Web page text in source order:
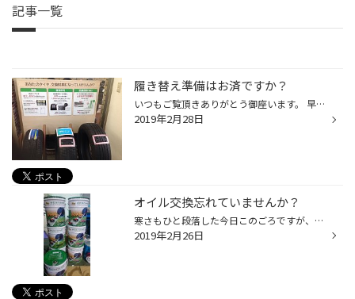
記事一覧
履き替え準備はお済ですか？
いつもご覧頂きありがとう御座います。 早くも2月が終わろうとしています。 暖かい日が続くと春が近いとホッとするのと同時にタイヤの履き替えが始まるという緊張感でなんとも言い難い 複雑な気持ちになります。 皆さんは夏用タイヤの準備はお済ですか？ 冬用タイヤ履き替えまでなんとも無かったか...
2019年2月28日
オイル交換忘れていませんか？
寒さもひと段落した今日このごろですが、転勤、就職、卒業、入学など3月に入りますと、 いろいろな行事ありますね。 とくに週末はなにかと忙しくなる思われます。 お車での使用頻度も増えてくるでしょう。 だからこそ、忙しくなる前に車のメンテナンスしましょう。 特にオイル交換を忘れがちなりま...
2019年2月26日